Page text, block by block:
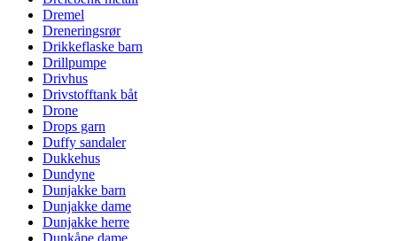
Dremel
Dreneringsrør
Drikkeflaske barn
Drillpumpe
Drivhus
Drivstofftank båt
Drone
Drops garn
Duffy sandaler
Dukkehus
Dundyne
Dunjakke barn
Dunjakke dame
Dunjakke herre
Dunkåpe dame